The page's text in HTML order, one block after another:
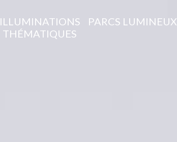
ILLUMINATIONS
THÉMATIQUES
PARCS LUMINEUX